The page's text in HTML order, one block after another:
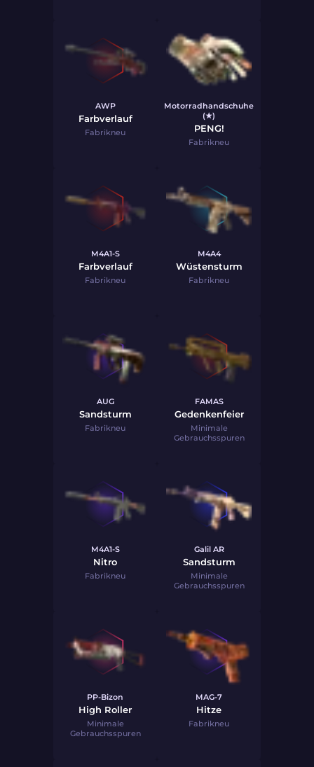
AWP
Farbverlauf
Fabrikneu
Motorradhandschuhe
(★)
PENG!
Fabrikneu
M4A1-S
Farbverlauf
Fabrikneu
M4A4
Wüstensturm
Fabrikneu
AUG
Sandsturm
Fabrikneu
FAMAS
Gedenkenfeier
Minimale
Gebrauchsspuren
M4A1-S
Nitro
Fabrikneu
Galil AR
Sandsturm
Minimale
Gebrauchsspuren
PP-Bizon
High Roller
Minimale
Gebrauchsspuren
MAG-7
Hitze
Fabrikneu